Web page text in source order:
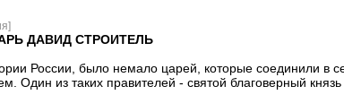
ДАВИД СТРОИТЕЛЬ
России, было немало царей, которые соединили в
Один из таких правителей - святой благоверный